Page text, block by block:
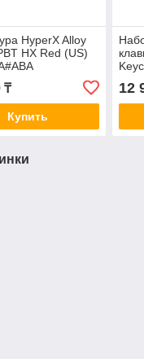
HyperX Alloy
HX Red (US)
₸
Купить
12